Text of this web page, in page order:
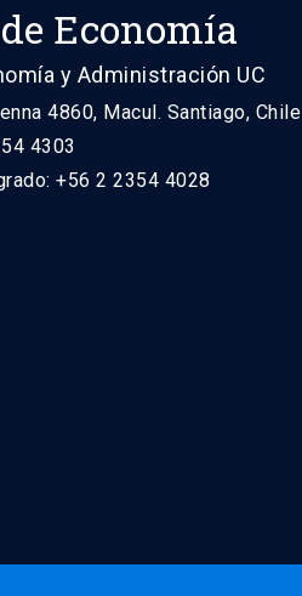
Economía
y Administración UC
4860, Macul. Santiago, Chile
4303
+56 2 2354 4028